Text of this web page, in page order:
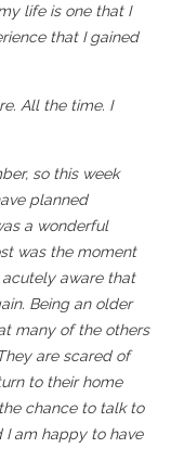
life is one that I
that I gained
All the time. I
so this week
planned
a wonderful
was the moment
aware that
Being an older
many of the others
are scared of
to their home
chance to talk to
I am happy to have